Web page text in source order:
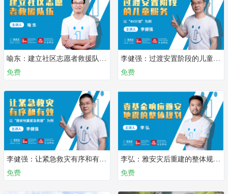
喻东：建立社区志愿者救援队伍 | 第四课
免费
李健强：过渡安置阶段的儿童服务 | 第三课
免费
李健强：让紧急救灾有序和有效 | 第二课
免费
李弘：雅安灾后重建的整体规划 | 第一课
免费